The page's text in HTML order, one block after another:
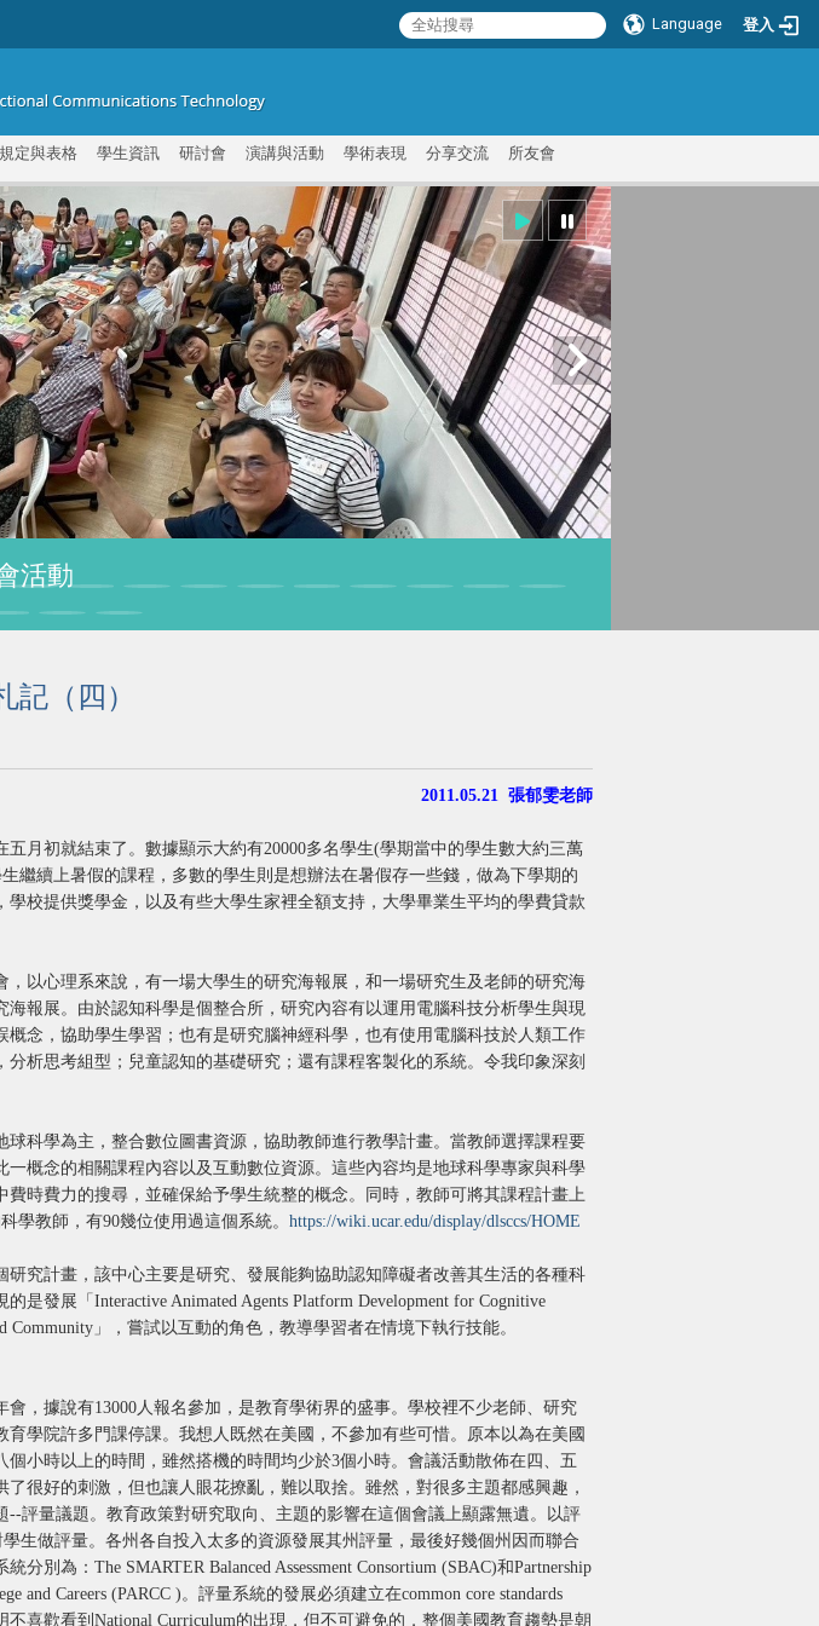
Language 登入
定與表格 學生資訊 研討會 演講與活動 學術表現 分享交流 所友會
活動
記（四）
2011.05.21 張郁雯老師
月初就結束了。數據顯示大約有20000多名學生(學期當中的學生數大約三萬
繼續上暑假的課程，多數的學生則是想辦法在暑假存一些錢，做為下學期的
校提供獎學金，以及有些大學生家裡全額支持，大學畢業生平均的學費貸款
以心理系來說，有一場大學生的研究海報展，和一場研究生及老師的研究海
報展。由於認知科學是個整合所，研究內容有以運用電腦科技分析學生與現
概念，協助學生學習；也有是研究腦神經科學，也有使用電腦科技於人類工作
析思考組型；兒童認知的基礎研究；還有課程客製化的系統。令我印象深刻
科學為主，整合數位圖書資源，協助教師進行教學計畫。當教師選擇課程要
一概念的相關課程內容以及互動數位資源。這些內容均是地球科學專家與科學
時費力的搜尋，並確保給予學生統整的概念。同時，教師可將其課程計畫上
學教師，有90幾位使用過這個系統。 https://wiki.ucar.edu/display/dlsccs/HOME
究計畫，該中心主要是研究、發展能夠協助認知障礙者改善其生活的各種科
是發展「Interactive Animated Agents Platform Development for Cognitive
Community」，嘗試以互動的角色，教導學習者在情境下執行技能。
據說有13000人報名參加，是教育學術界的盛事。學校裡不少老師、研究
學院許多門課停課。我想人既然在美國，不參加有些可惜。原本以為在美國
小時以上的時間，雖然搭機的時間均少於3個小時。會議活動散佈在四、五
很好的刺激，但也讓人眼花撩亂，難以取捨。雖然，對很多主題都感興趣，
--評量議題。教育政策對研究取向、主題的影響在這個會議上顯露無遺。以評
生做評量。各州各自投入太多的資源發展其州評量，最後好幾個州因而聯合
分別為：The SMARTER Balanced Assessment Consortium (SBAC)和Partnership
and Careers (PARCC )。評量系統的發展必須建立在common core standards
不喜歡看到National Curriculum的出現，但不可避免的，整個美國教育趨勢是朝